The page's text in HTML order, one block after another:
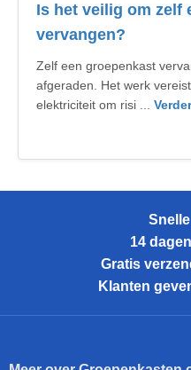
Is het veilig om zelf
vervangen?
Zelf een groepenkast
afgeraden. Het werk
elektriciteit om risi ...
14
Gratis
Klanten